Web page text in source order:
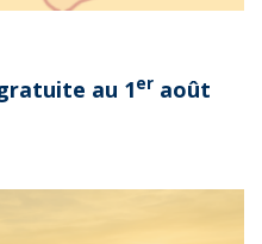
au 1er août